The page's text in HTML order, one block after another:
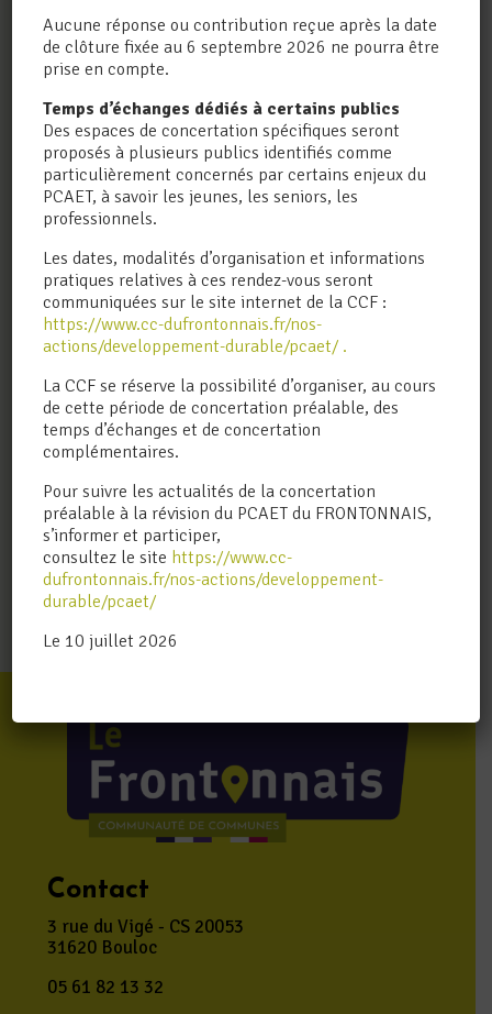
Votre message(obligatoire)
J'ai lu la politique de confidentialité du site
et accepte que les informations saisies soient
transmises à la Communauté de Communes du
Frontonnais.
Lire notre politique de confidentialité.
Contact
3 rue du Vigé - CS 20053
31620 Bouloc
05 61 82 13 32
Aucune réponse ou contribution reçue après la date
de clôture fixée au 6 septembre 2026 ne pourra être
prise en compte.
Temps d’échanges dédiés à certains publics
Des espaces de concertation spécifiques seront
proposés à plusieurs publics identifiés comme
particulièrement concernés par certains enjeux du
PCAET, à savoir les jeunes, les seniors, les
professionnels.
Les dates, modalités d’organisation et informations
pratiques relatives à ces rendez-vous seront
communiquées sur le site internet de la CCF :
https://www.cc-dufrontonnais.fr/nos-
actions/developpement-durable/pcaet/ .
La CCF se réserve la possibilité d’organiser, au cours
de cette période de concertation préalable, des
temps d’échanges et de concertation
complémentaires.
Pour suivre les actualités de la concertation
préalable à la révision du PCAET du FRONTONNAIS,
s’informer et participer,
consultez le site https://www.cc-
dufrontonnais.fr/nos-actions/developpement-
durable/pcaet/
Le 10 juillet 2026